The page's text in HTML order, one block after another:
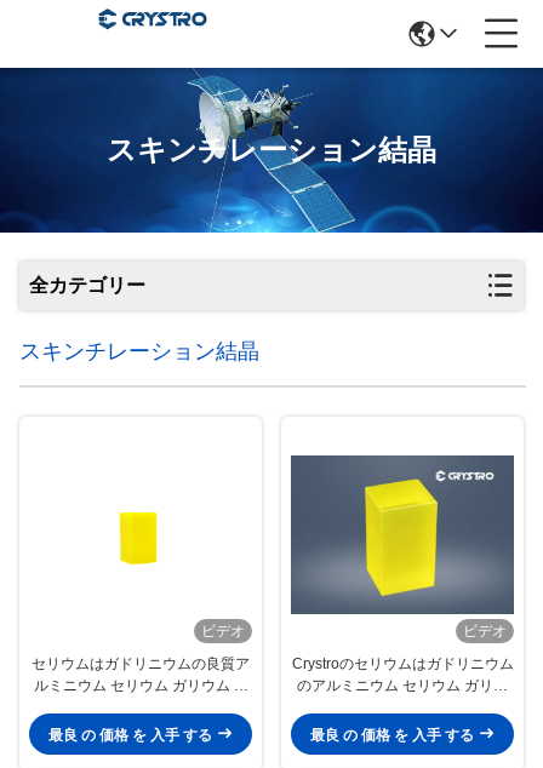
スキンチレーション結晶
全カテゴリー
スキンチレーション結晶
ビデオ
セリウムはガドリニウムの良質ア
ルミニウム セリウム ガリウム ガ
最良 の 価格 を 入手 する
ビデオ
Crystroのセリウムはガドリニウム
のアルミニウム セリウム ガリウ
した
最良 の 価格 を 入手 する